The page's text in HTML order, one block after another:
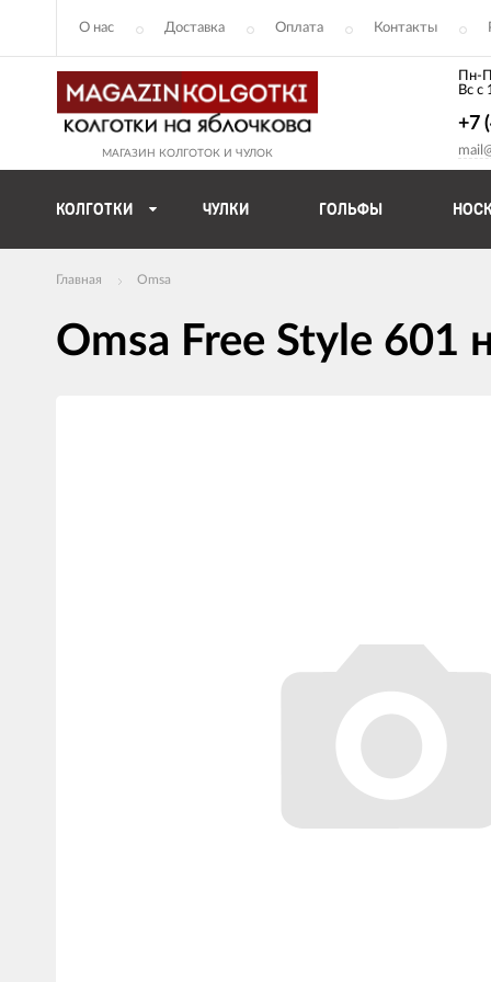
О нас Доставка Оплата Контакты
МАГАЗИН КОЛГОТОК И ЧУЛОК
Пн-
Вс с
+7
КОЛГОТКИ ЧУЛКИ ГОЛЬФЫ
Главная Omsa
Omsa Free Style 601